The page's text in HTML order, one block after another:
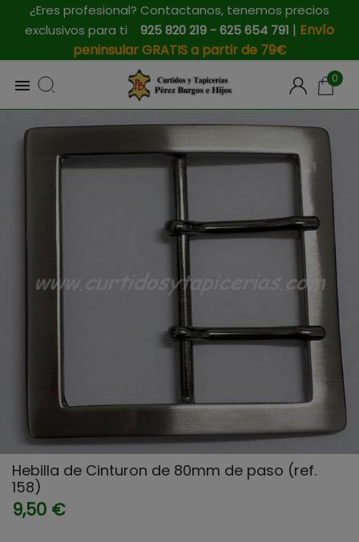
¿Eres profesional? Contactanos, tenemos precios
exclusivos para ti 925 820 219 - 625 654 791 | Envío
peninsular GRATIS a partir de 79€
 0
Hebilla de Cinturon de 80mm de paso (ref.
158)
9,50 €